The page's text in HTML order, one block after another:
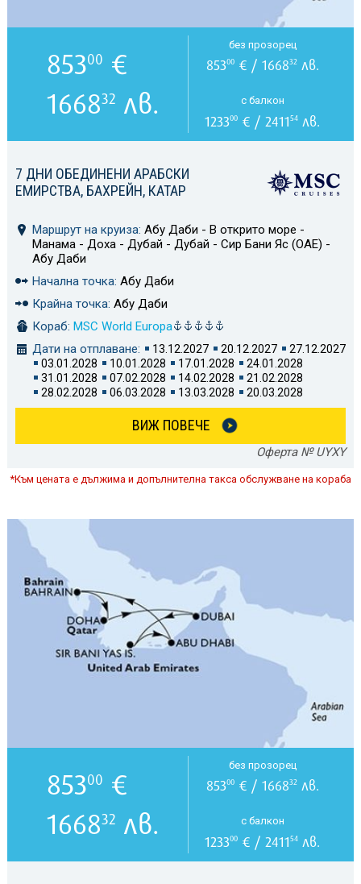
7 ДНИ ОБЕДИНЕНИ АРАБСКИ
ЕМИРСТВА, БАХРЕЙН, КАТАР
Маршрут на круиза: Абу Даби - В открито море -
Манама - Доха - Дубай - Дубай - Сир Бани Яс (ОАЕ) -
Абу Даби
Начална точка: Абу Даби
Крайна точка: Абу Даби
Кораб: MSC World Europa
Дати на отплаване:
13.12.2027 20.12.2027
27.12.2027
03.01.2028
10.01.2028 17.01.2028
24.01.2028
31.01.2028
07.02.2028 14.02.2028
21.02.2028
28.02.2028
06.03.2028 13.03.2028 20.03.2028
ВИЖ ПОВЕЧЕ
Оферта № UYXY
85300 €
166832 лв.
без прозорец
85300€ / 166832лв.
с балкон
123300 € / 241154 лв.
*Към цената е дължима и допълнителна такса обслужване на кораба
85300 €
166832 лв.
без прозорец
85300€ / 166832лв.
с балкон
123300 € / 241154 лв.